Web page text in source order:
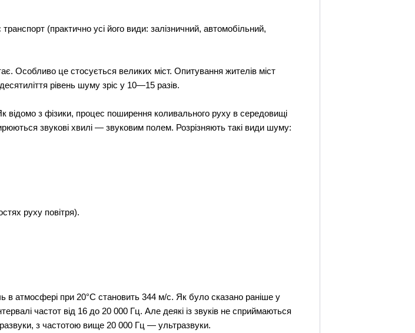
(практично усі його види: залізничний, автомобільний,
Особливо це стосується великих міст. Опитування жителів міст
рівень шуму зріс у 10—15 разів.
з фізики, процес поширення коливального руху в середовищі
звукові хвилі — звуковим полем. Розрізняють такі види шуму:
руху повітря).
в атмосфері при 20°С становить 344 м/с. Як було сказано раніше у
частот від 16 до 20 000 Гц. Але деякі із звуків не сприймаються
з частотою вище 20 000 Гц — ультразвуки.